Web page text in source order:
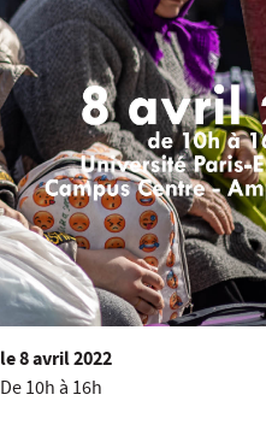
le8 avril 2022
De 10h à 16h